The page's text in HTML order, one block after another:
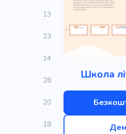
13
23
14
28
20
18
Школа